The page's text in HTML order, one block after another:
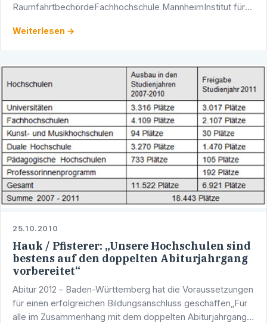
RaumfahrtbechördeFachhochschule MannheimInstitut für
Krebsforschungszentrum HeidelbergKrebskranke …
Weiterlesen →
25.10.2010
Hauk / Pfisterer: „Unsere Hochschulen sind
bestens auf den doppelten Abiturjahrgang
vorbereitet“
Abitur 2012 – Baden-Württemberg hat die Voraussetzungen
für einen erfolgreichen Bildungsanschluss geschaffen„Für
alle im Zusammenhang mit dem doppelten Abiturjahrgang